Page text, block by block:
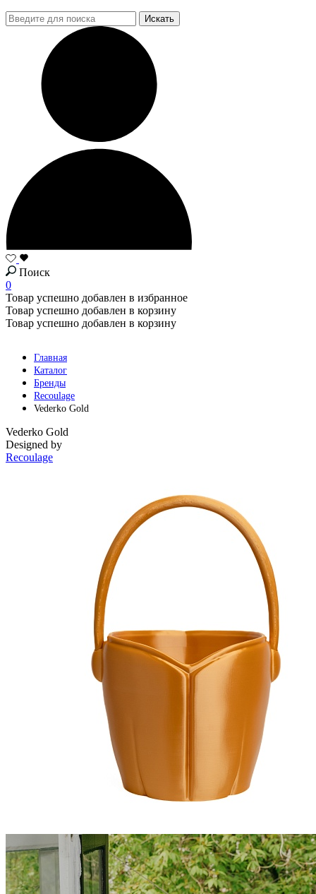
Поиск
0
Товар успешно добавлен в избранное
Товар успешно добавлен в корзину
Товар успешно добавлен в корзину
Главная
Каталог
Бренды
Recoulage
Vederko Gold
Vederko Gold
Designed by
Recoulage